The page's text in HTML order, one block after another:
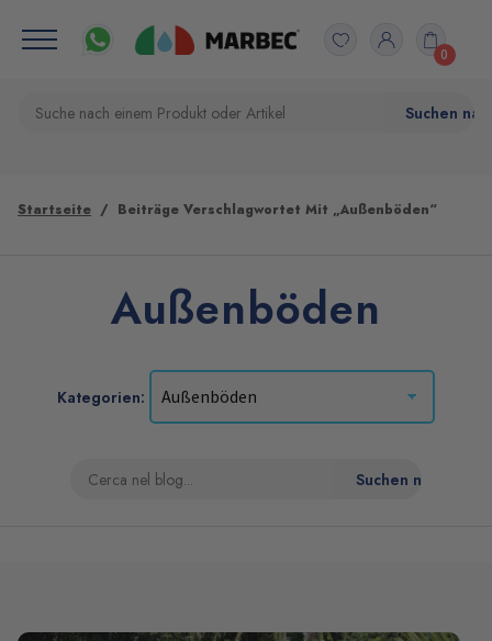
0
Startseite Beiträge Verschlagwortet Mit „Außenböden“
Außenböden
Kategorien: